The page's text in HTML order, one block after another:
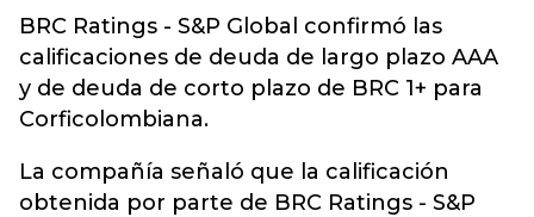
BRC Ratings - S&P Global confirmó las
calificaciones de deuda de largo plazo AAA
y de deuda de corto plazo de BRC 1+ para
Corficolombiana.
La compañía señaló que la calificación
obtenida por parte de BRC Ratings - S&P